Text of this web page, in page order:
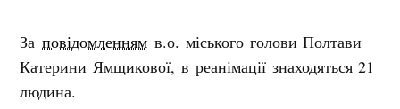
Заповідомленням в.о. міського голови Полтави
Катерини Ямщикової, в реанімації знаходяться 21
людина.